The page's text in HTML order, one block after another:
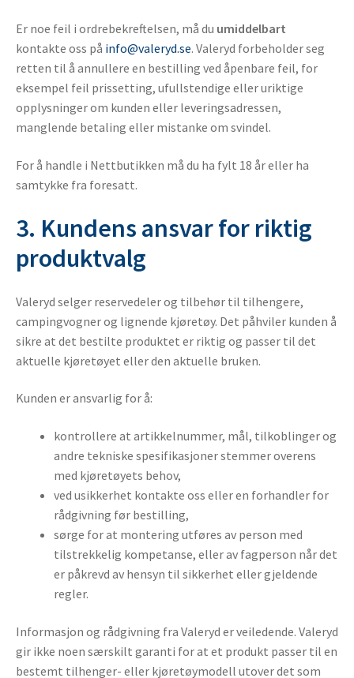
Er noe feil i ordrebekreftelsen, må du umiddelbart
kontakte oss på info@valeryd.se. Valeryd forbeholder seg
retten til å annullere en bestilling ved åpenbare feil, for
eksempel feil prissetting, ufullstendige eller uriktige
opplysninger om kunden eller leveringsadressen,
manglende betaling eller mistanke om svindel.
For å handle i Nettbutikken må du ha fylt 18 år eller ha
samtykke fra foresatt.
3. Kundens ansvar for riktig
produktvalg
Valeryd selger reservedeler og tilbehør til tilhengere,
campingvogner og lignende kjøretøy. Det påhviler kunden å
sikre at det bestilte produktet er riktig og passer til det
aktuelle kjøretøyet eller den aktuelle bruken.
Kunden er ansvarlig for å:
kontrollere at artikkelnummer, mål, tilkoblinger og
andre tekniske spesifikasjoner stemmer overens
med kjøretøyets behov,
ved usikkerhet kontakte oss eller en forhandler for
rådgivning før bestilling,
sørge for at montering utføres av person med
tilstrekkelig kompetanse, eller av fagperson når det
er påkrevd av hensyn til sikkerhet eller gjeldende
regler.
Informasjon og rådgivning fra Valeryd er veiledende. Valeryd
gir ikke noen særskilt garanti for at et produkt passer til en
bestemt tilhenger- eller kjøretøymodell utover det som